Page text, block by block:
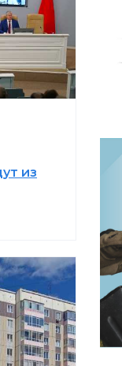
из